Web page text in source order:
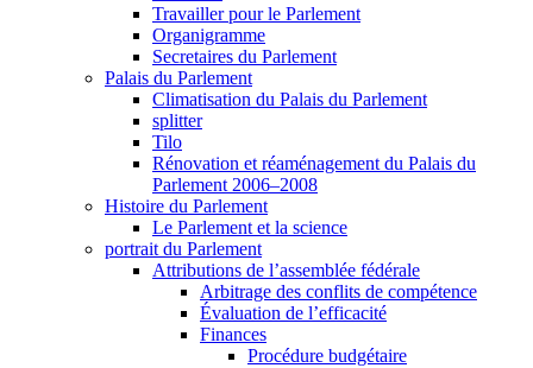
Travailler pour le Parlement
Organigramme
Secretaires du Parlement
Palais du Parlement
Climatisation du Palais du Parlement
splitter
Tilo
Rénovation et réaménagement du Palais du
Parlement 2006–2008
Histoire du Parlement
Le Parlement et la science
portrait du Parlement
Attributions de l’assemblée fédérale
Arbitrage des conflits de compétence
Évaluation de l’efficacité
Finances
Procédure budgétaire